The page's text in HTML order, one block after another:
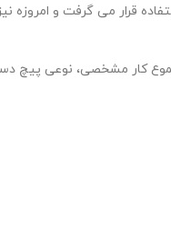
قرار می گرفت و امروزه
کار مشخصی، نوعی پیچ